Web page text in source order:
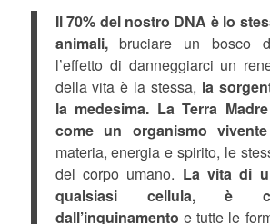
Il 70% del nostro DNA è lo
animali,bruciare un bosco
l’effetto di danneggiarci un
della vita è la stessa, la
la medesima. La Terra
come un organismo vivente
materia, energia e spirito, le
del corpo umano. La vita di
qualsiasi cellula, è
dall’inquinamento e tutte le